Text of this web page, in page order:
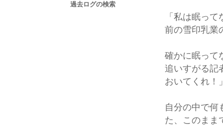
「私は眠っ
前の雪印乳業
確かに眠って
追いすがる記
おいてくれ！
自分の中で何
た、このまま
過去ログの検索